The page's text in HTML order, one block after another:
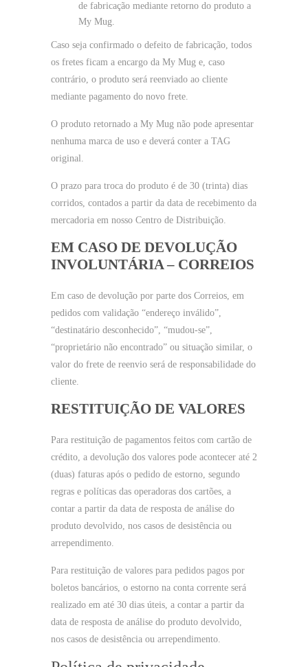
de fabricação mediante retorno do produto a
My Mug.
Caso seja confirmado o defeito de fabricação, todos
os fretes ficam a encargo da My Mug e, caso
contrário, o produto será reenviado ao cliente
mediante pagamento do novo frete.
O produto retornado a My Mug não pode apresentar
nenhuma marca de uso e deverá conter a TAG
original.
O prazo para troca do produto é de 30 (trinta) dias
corridos, contados a partir da data de recebimento da
mercadoria em nosso Centro de Distribuição.
EM CASO DE DEVOLUÇÃO
INVOLUNTÁRIA – CORREIOS
Em caso de devolução por parte dos Correios, em
pedidos com validação “endereço inválido”,
“destinatário desconhecido”, “mudou-se”,
“proprietário não encontrado” ou situação similar, o
valor do frete de reenvio será de responsabilidade do
cliente.
RESTITUIÇÃO DE VALORES
Para restituição de pagamentos feitos com cartão de
crédito, a devolução dos valores pode acontecer até 2
(duas) faturas após o pedido de estorno, segundo
regras e políticas das operadoras dos cartões, a
contar a partir da data de resposta de análise do
produto devolvido, nos casos de desistência ou
arrependimento.
Para restituição de valores para pedidos pagos por
boletos bancários, o estorno na conta corrente será
realizado em até 30 dias úteis, a contar a partir da
data de resposta de análise do produto devolvido,
nos casos de desistência ou arrependimento.